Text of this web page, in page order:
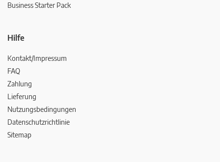
Business Starter Pack
Hilfe
Kontakt/Impressum
FAQ
Zahlung
Lieferung
Nutzungsbedingungen
Datenschutzrichtlinie
Sitemap